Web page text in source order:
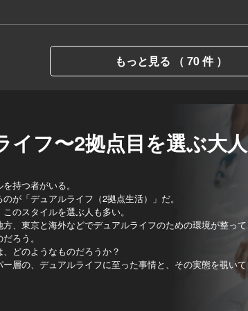
もっと見る （ 70 件 ）
イフ〜2拠点目を選ぶ大人
持つ者がいる。
が「デュアルライフ（2拠点生活）」だ。
のスタイルを選ぶ人も多い。
、東京と海外などでデュアルライフのための環境が整って
ろう。
どのようなものだろうか？
層の、デュアルライフに至った事情と、その実態を覗いて